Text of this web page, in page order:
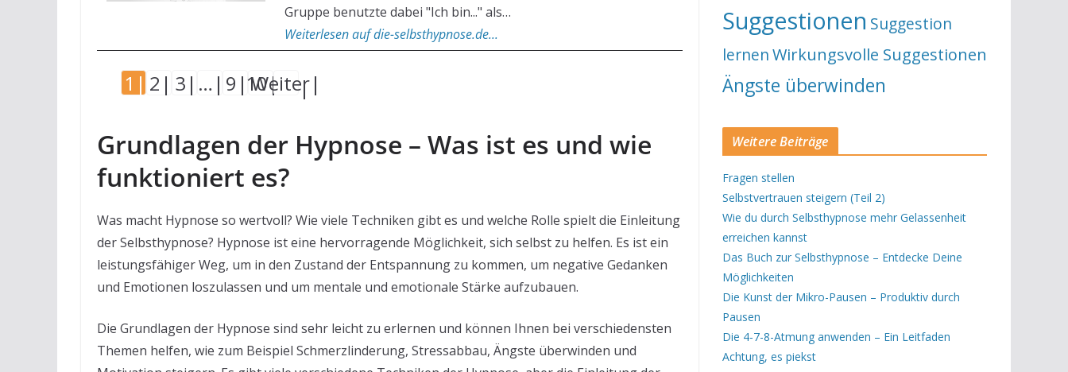
Gruppe benutzte dabei "Ich bin..." als…
Weiterlesen auf die-selbsthypnose.de...
1 2 3 … 9 10
Weiter
Grundlagen der Hypnose – Was ist es und wie
funktioniert es?
Was macht Hypnose so wertvoll? Wie viele Techniken gibt es und welche Rolle spielt die Einleitung
der Selbsthypnose? Hypnose ist eine hervorragende Möglichkeit, sich selbst zu helfen. Es ist ein
leistungsfähiger Weg, um in den Zustand der Entspannung zu kommen, um negative Gedanken
und Emotionen loszulassen und um mentale und emotionale Stärke aufzubauen.
Die Grundlagen der Hypnose sind sehr leicht zu erlernen und können Ihnen bei verschiedensten
Themen helfen, wie zum Beispiel Schmerzlinderung, Stressabbau, Ängste überwinden und
Suggestionen Suggestion
lernenWirkungsvolle Suggestionen
Ängste überwinden
Weitere Beiträge
Fragen stellen
Selbstvertrauen steigern (Teil 2)
Wie du durch Selbsthypnose mehr Gelassenheit
erreichen kannst
Das Buch zur Selbsthypnose – Entdecke Deine
Möglichkeiten
Die Kunst der Mikro-Pausen – Produktiv durch
Pausen
Die 4-7-8-Atmung anwenden – Ein Leitfaden
Achtung, es piekst